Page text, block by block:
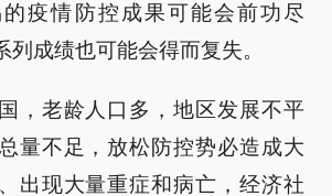
疫情防控成果可能会前功尽
列成绩也可能会得而复失。
，老龄人口多，地区发展不平
量不足，放松防控势必造成大
出现大量重症和病亡，经济社